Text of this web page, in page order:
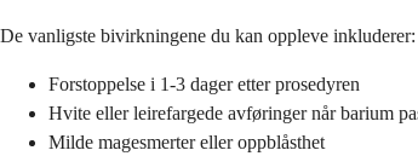
De vanligste bivirkningene du kan oppleve inkluderer:
Forstoppelse i 1-3 dager etter prosedyren
Hvite eller leirefargede avføringer når barium
Milde magesmerter eller oppblåsthet